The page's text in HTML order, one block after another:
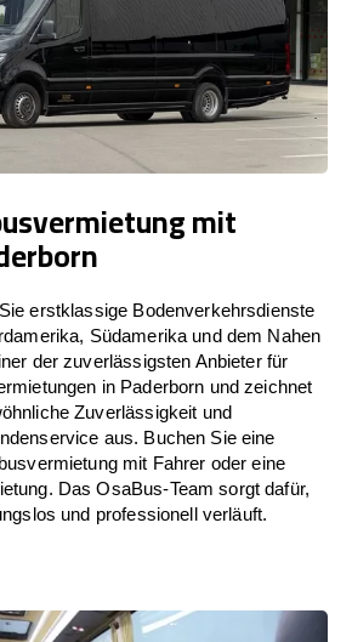
mit
erstklassige Bodenverkehrsdienste
Südamerika und dem Nahen
der zuverlässigsten Anbieter für
in Paderborn und zeichnet
Zuverlässigkeit und
aus. Buchen Sie eine
mit Fahrer oder eine
Das OsaBus-Team sorgt dafür,
und professionell verläuft.